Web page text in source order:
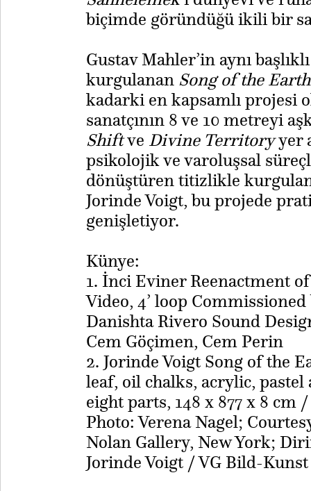
biçimde göründüğü ikili bir
Gustav Mahler’in aynı
kurgulanan Song of the Earth
kadarki en kapsamlı projesi
sanatçının 8 ve 10 metreyi
Shiftve Divine Territoryyer
psikolojik ve varoluşsal
dönüştüren titizlikle
Jorinde Voigt, bu projede
genişletiyor.
Künye:
1. İnci Eviner Reenactment
Video, 4’ loop
Danishta Rivero Sound
Cem Göçimen, Cem Perin
​2. Jorinde Voigt Song of the
leaf, oil chalks, acrylic,
eight parts, 148 x 877 x 8 cm
Photo: Verena Nagel;
Nolan Gallery, New York;
Jorinde Voigt / VG Bild-Kunst